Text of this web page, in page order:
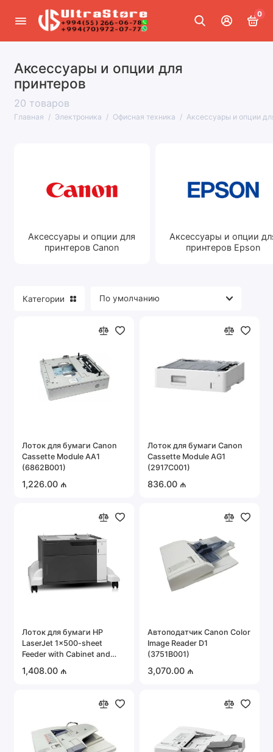
0
Аксессуары и опции для
принтеров
20 товаров
Главная Электроника Офисная техника Аксессуары и опции
Смартфоны и гаджеты
Ноутбуки и планшеты
Компьютеры и комплектующие
Автомобильная электроника
Показать все
Аксессуары и опции для
принтеров Canon
Аксессуары и опции
принтеров Epson
Категории
Лоток для бумаги Canon
Cassette Module AA1
(6862B001)
1,226.00 ₼
Лоток для бумаги Canon
Cassette Module AG1
(2917C001)
836.00 ₼
Лоток для бумаги HP
LaserJet 1x500-sheet
Feeder with Cabinet and
1,408.00 ₼
Автоподатчик Canon Color
Image Reader D1
(3751B001)
3,070.00 ₼